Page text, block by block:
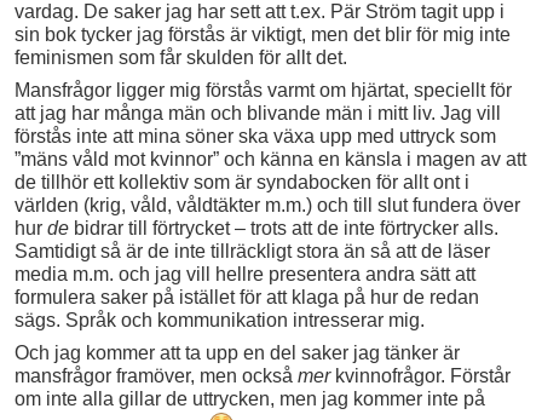
vardag. De saker jag har sett att t.ex. Pär Ström tagit upp i
sin bok tycker jag förstås är viktigt, men det blir för mig inte
feminismen som får skulden för allt det.
Mansfrågor ligger mig förstås varmt om hjärtat, speciellt för
att jag har många män och blivande män i mitt liv. Jag vill
förstås inte att mina söner ska växa upp med uttryck som
”mäns våld mot kvinnor” och känna en känsla i magen av att
de tillhör ett kollektiv som är syndabocken för allt ont i
världen (krig, våld, våldtäkter m.m.) och till slut fundera över
hur de bidrar till förtrycket – trots att de inte förtrycker alls.
Samtidigt så är de inte tillräckligt stora än så att de läser
media m.m. och jag vill hellre presentera andra sätt att
formulera saker på istället för att klaga på hur de redan
sägs. Språk och kommunikation intresserar mig.
Och jag kommer att ta upp en del saker jag tänker är
mansfrågor framöver, men också merkvinnofrågor. Förstår
om inte alla gillar de uttrycken, men jag kommer inte på